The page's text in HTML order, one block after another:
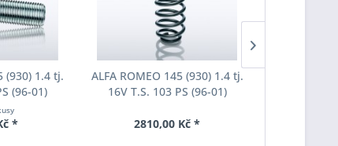
(930) 1.4 tj.
(96-01)
S1-1-
*
ALFA ROMEO 145 (930) 1.4 tj.
16V T.S. 103 PS (96-01)
F3008002
2810,00 Kč *